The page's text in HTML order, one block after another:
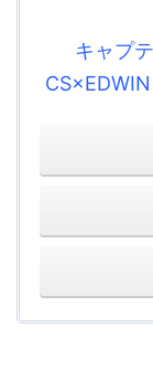
キャプ